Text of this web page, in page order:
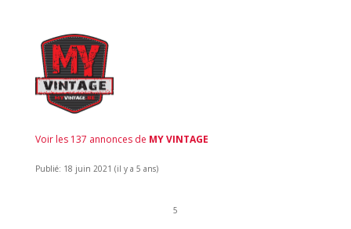
Voir les 137 annonces de MY VINTAGE
Publié: 18 juin 2021 (il y a 5 ans)
5